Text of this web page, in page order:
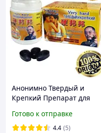
Анонимно Твердый и
Крепкий Препарат для
для эрекции (Семечка
Твердый и Крепкий)
Готово к отправке
4.4 (5)